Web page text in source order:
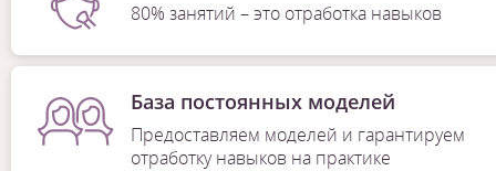
80% занятий – это отработка навыков
База постоянных моделей
Предоставляем моделей и гарантируем
отработку навыков на практике